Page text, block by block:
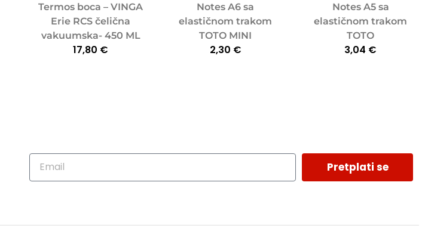
Termos boca – VINGA
Erie RCS čelična
vakuumska- 450 ML
17,80 €
Notes A6 sa
elastičnom trakom
TOTO MINI
2,30 €
Notes A5 sa
elastičnom trakom
TOTO
3,04 €
Pretplati se